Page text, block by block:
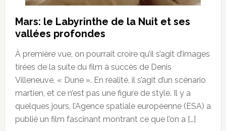
Mars: le Labyrinthe de la Nuit et ses
vallées profondes
À première vue, on pourrait croire qu’il s’agit d’images
tirées de la suite du film à succès de Denis
Villeneuve, « Dune ». En réalité, il s’agit d’un scénario
martien, et ce n’est pas une figure de style. Il y a
quelques jours, l’Agence spatiale européenne (ESA) a
publié un film fascinant montrant ce que l’on a […]